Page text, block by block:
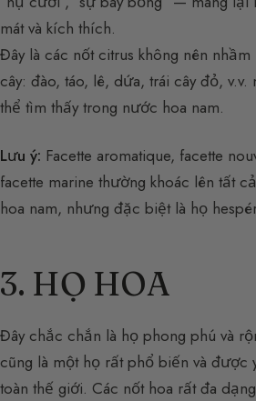
mát và kích thích.
Đây là các nốt citrus không nên
cây: đào, táo, lê, dứa, trái cây đỏ, v.v.
thể tìm thấy trong nước hoa nam.
Lưu ý: Facette aromatique, facette
facette marine thường khoác lên tất
hoa nam, nhưng đặc biệt là họ
3. HỌ HOA
Đây chắc chắn là họ phong phú và
cũng là một họ rất phổ biến và được
toàn thế giới. Các nốt hoa rất đa